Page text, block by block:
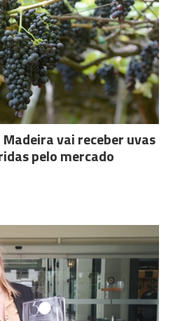
vai receber uvas
pelo mercado